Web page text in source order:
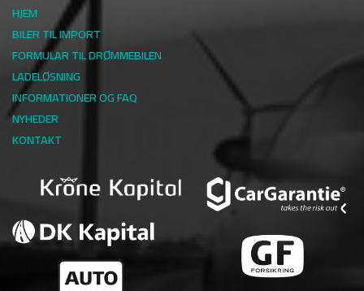
HJEM
BILER TIL IMPORT
FORMULAR TIL DRØMMEBILEN
LADELØSNING
INFORMATIONER OG FAQ
NYHEDER
KONTAKT